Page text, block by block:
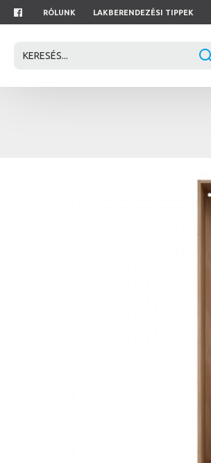
RÓLUNK LAKBERENDEZÉSI TIPPEK